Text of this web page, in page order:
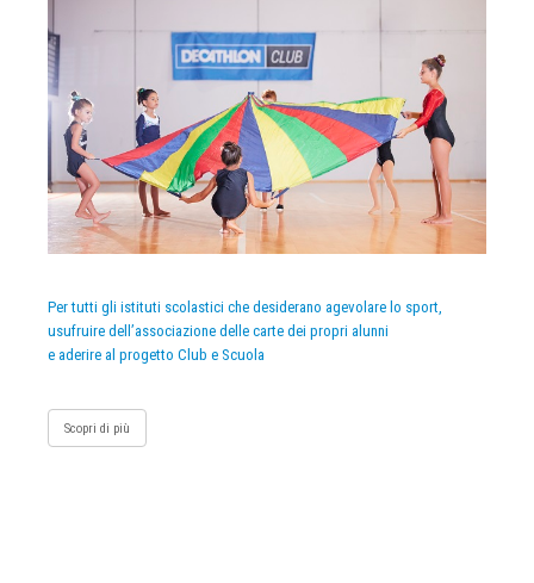
Per tutti gli istituti scolastici che desiderano agevolare lo sport,
usufruire dell’associazione delle carte dei propri alunni
e aderire al progetto Club e Scuola
Scopri di più